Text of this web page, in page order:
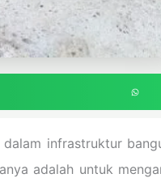
infrastruktur
adalah untuk